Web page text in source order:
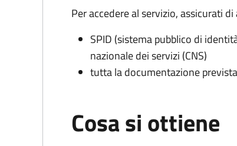
Per accedere al servizio, assicurati di
SPID (sistema pubblico di
nazionale dei servizi (CNS)
tutta la documentazione
Cosa si ottiene